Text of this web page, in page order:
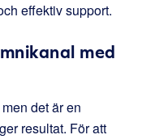
effektiv support.
med
det är en
resultat. För att